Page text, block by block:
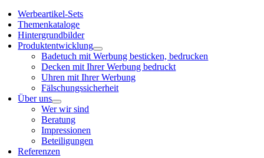
Werbeartikel-Sets
Themenkataloge
Hintergrundbilder
Produktentwicklung
Badetuch mit Werbung besticken, bedrucken
Decken mit Ihrer Werbung bedruckt
Uhren mit Ihrer Werbung
Fälschungssicherheit
Über uns
Wer wir sind
Beratung
Impressionen
Beteiligungen
Referenzen